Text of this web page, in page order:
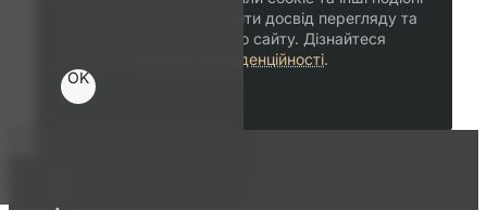
технології, щоб покращити досвід перегляду та
функціональність нашого сайту. Дізнайтеся
Політика конфіденційності.
OK